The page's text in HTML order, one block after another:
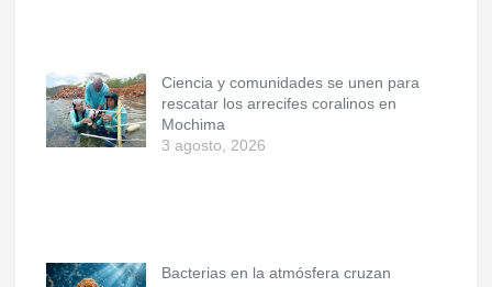
Ciencia y comunidades se unen para
rescatar los arrecifes coralinos en
Mochima
3 agosto, 2026
Bacterias en la atmósfera cruzan